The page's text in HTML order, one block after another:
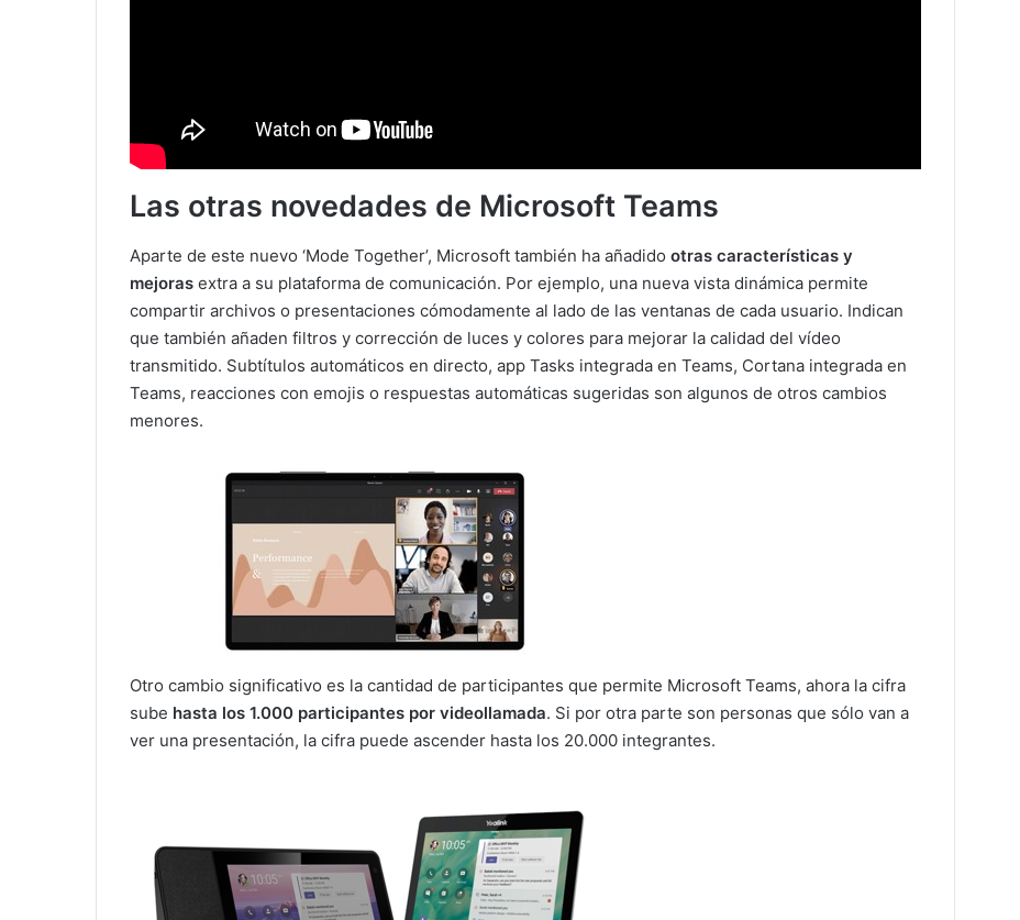
Las otras novedades de Microsoft Teams
Aparte de este nuevo ‘Mode Together’, Microsoft también ha añadido otras características y
mejoras extra a su plataforma de comunicación. Por ejemplo, una nueva vista dinámica permite
compartir archivos o presentaciones cómodamente al lado de las ventanas de cada usuario. Indican
que también añaden filtros y corrección de luces y colores para mejorar la calidad del vídeo
transmitido. Subtítulos automáticos en directo, app Tasks integrada en Teams, Cortana integrada en
Teams, reacciones con emojis o respuestas automáticas sugeridas son algunos de otros cambios
menores.
Otro cambio significativo es la cantidad de participantes que permite Microsoft Teams, ahora la cifra
sube hasta los 1.000 participantes por videollamada. Si por otra parte son personas que sólo van a
ver una presentación, la cifra puede ascender hasta los 20.000 integrantes.